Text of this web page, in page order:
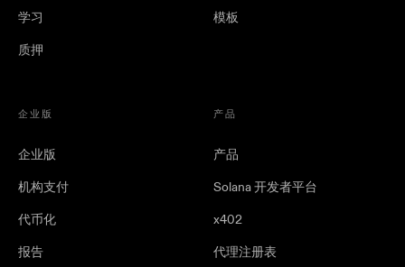
学习
质押
模板
企业版
企业版
机构支付
代币化
报告
产品
产品
Solana 开发者平台
x402
代理注册表